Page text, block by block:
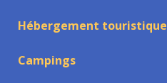
Hébergement touristique
Campings